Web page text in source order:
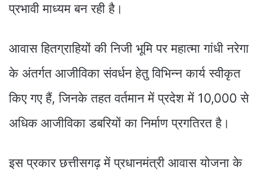
प्रभावी माध्यम बन रही है।
आवास हितग्राहियों की निजी भूमि पर महात्मा गांधी नरेगा
के अंतर्गत आजीविका संवर्धन हेतु विभिन्न कार्य स्वीकृत
किए गए हैं, जिनके तहत वर्तमान में प्रदेश में 10,000 से
अधिक आजीविका डबरियों का निर्माण प्रगतिरत है।
इस प्रकार छत्तीसगढ़ में प्रधानमंत्री आवास योजना के